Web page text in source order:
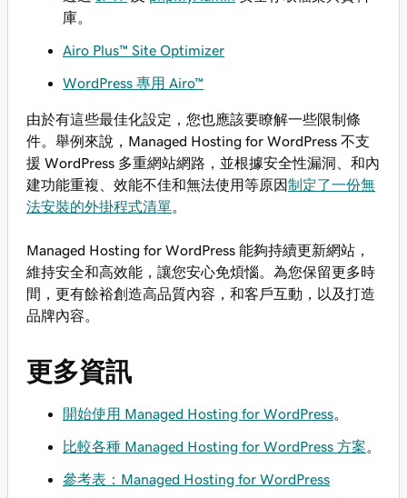
庫。
Airo Plus™ Site Optimizer
WordPress 專用 Airo™
由於有這些最佳化設定，您也應該要瞭解一些限制條
件。舉例來說，Managed Hosting for WordPress 不支
援 WordPress 多重網站網路，並根據安全性漏洞、和內
建功能重複、效能不佳和無法使用等原因制定了一份無
法安裝的外掛程式清單。
Managed Hosting for WordPress 能夠持續更新網站，
維持安全和高效能，讓您安心免煩惱。為您保留更多時
間，更有餘裕創造高品質內容，和客戶互動，以及打造
品牌內容。
更多資訊
開始使用 Managed Hosting for WordPress。
比較各種 Managed Hosting for WordPress 方案。
參考表：Managed Hosting for WordPress